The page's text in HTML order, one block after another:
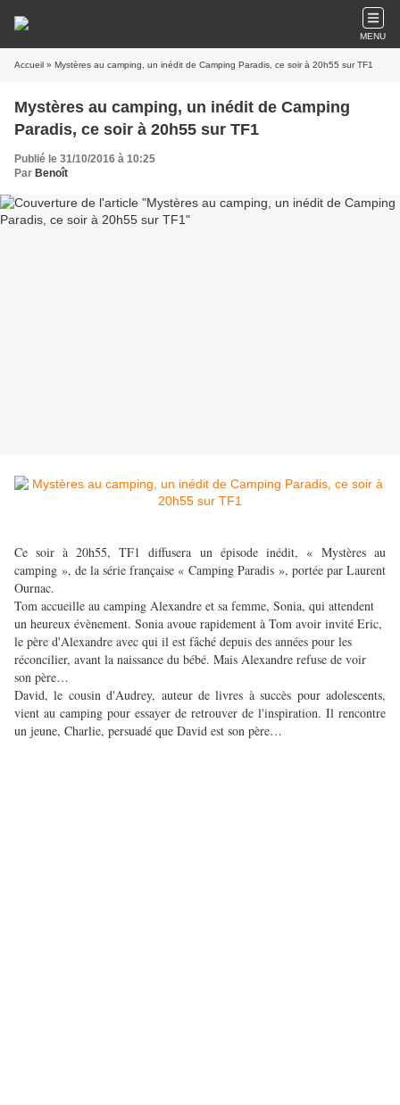
MENU
Accueil » Mystères au camping, un inédit de Camping Paradis, ce soir à 20h55 sur TF1
Mystères au camping, un inédit de Camping
Paradis, ce soir à 20h55 sur TF1
Publié le 31/10/2016 à 10:25
Par Benoît
Ce soir à 20h55, TF1 diffusera un épisode inédit, « Mystères au
camping », de la série française « Camping Paradis », portée par Laurent
Ournac.
Tom accueille au camping Alexandre et sa femme, Sonia, qui attendent
un heureux évènement. Sonia avoue rapidement à Tom avoir invité Eric,
le père d'Alexandre avec qui il est fâché depuis des années pour les
réconcilier, avant la naissance du bébé. Mais Alexandre refuse de voir
son père…
David, le cousin d'Audrey, auteur de livres à succès pour adolescents,
vient au camping pour essayer de retrouver de l'inspiration. Il rencontre
un jeune, Charlie, persuadé que David est son père…